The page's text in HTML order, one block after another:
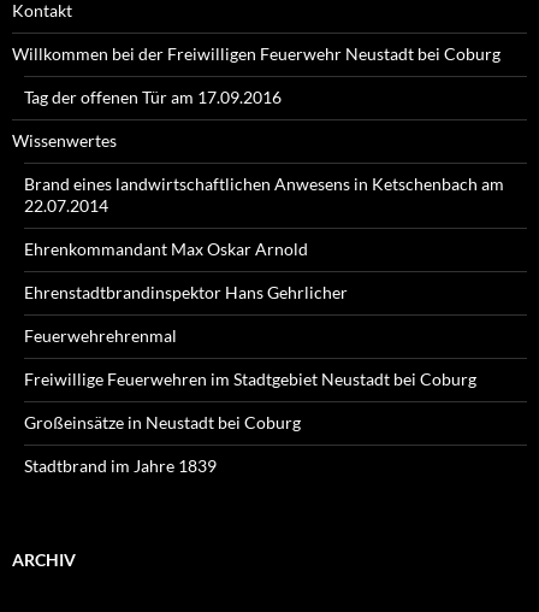
Kontakt
Willkommen bei der Freiwilligen Feuerwehr Neustadt bei Coburg
Tag der offenen Tür am 17.09.2016
Wissenwertes
Brand eines landwirtschaftlichen Anwesens in Ketschenbach am
22.07.2014
Ehrenkommandant Max Oskar Arnold
Ehrenstadtbrandinspektor Hans Gehrlicher
Feuerwehrehrenmal
Freiwillige Feuerwehren im Stadtgebiet Neustadt bei Coburg
Großeinsätze in Neustadt bei Coburg
Stadtbrand im Jahre 1839
ARCHIV